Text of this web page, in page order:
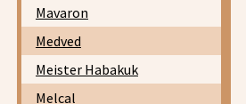
Mavaron
Medved
Meister Habakuk
Melcal